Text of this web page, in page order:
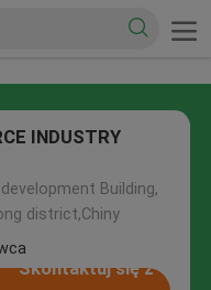
INDUSTRY
Building,
district,Chiny
Skontaktuj się z